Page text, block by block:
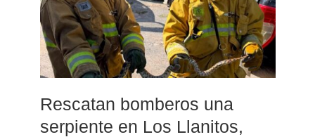
Rescatan bomberos una
serpiente en Los Llanitos,